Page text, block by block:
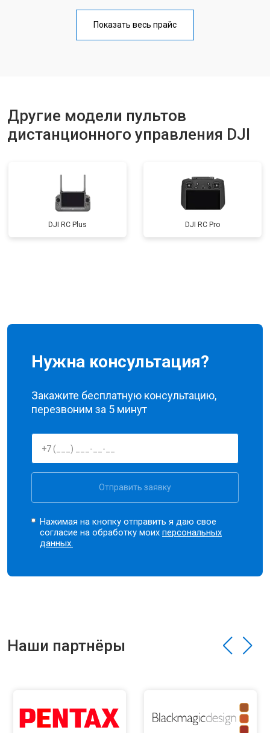
Показать весь прайс
Другие модели пультов
дистанционного управления DJI
DJI RC Plus DJI RC Pro
Нужна консультация?
Закажите бесплатную консультацию,
перезвоним за 5 минут
Отправить заявку
Нажимая на кнопку отправить я даю свое
согласие на обработку моихперсональных
данных.
Наши партнёры